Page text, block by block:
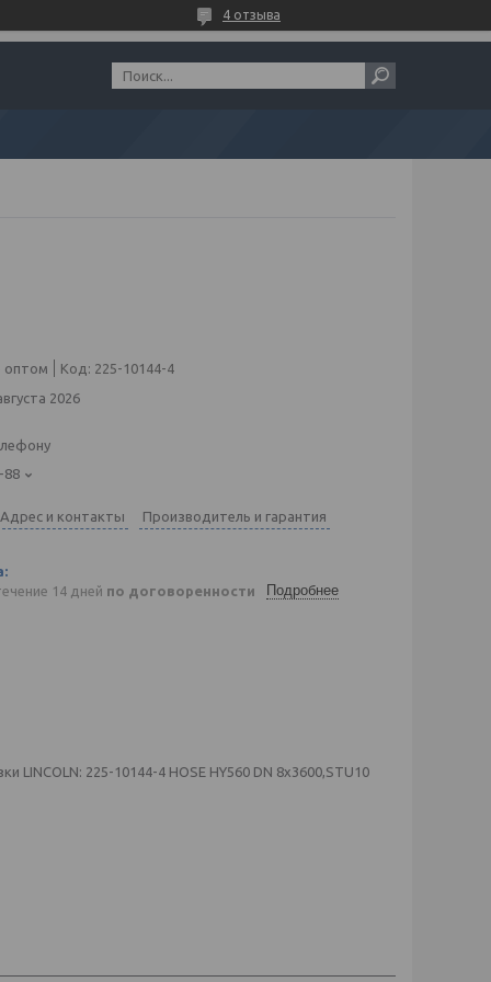
4 отзыва
оптом Код: 225-10144-4
2026
88
Адрес и контакты Производитель и гарантия
14 дней по договоренности Подробнее
225-10144-4 HOSE HY560 DN 8x3600,STU10